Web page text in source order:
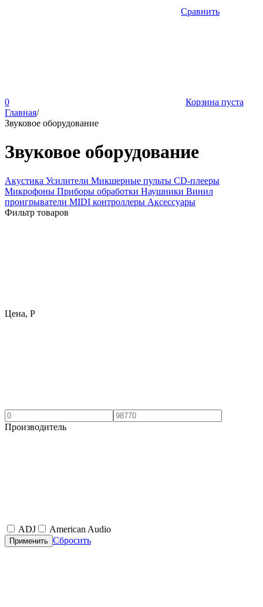
Сравнить
0
Корзина пуста
Главная/
Звуковое оборудование
Звуковое оборудование
Акустика Усилители Микшерные пульты CD-плееры
Микрофоны Приборы обработки Наушники Винил
проигрыватели MIDI контроллеры Аксессуары
Фильтр товаров
Цена, Р
Производитель
ADJ American Audio
Применить Сбросить